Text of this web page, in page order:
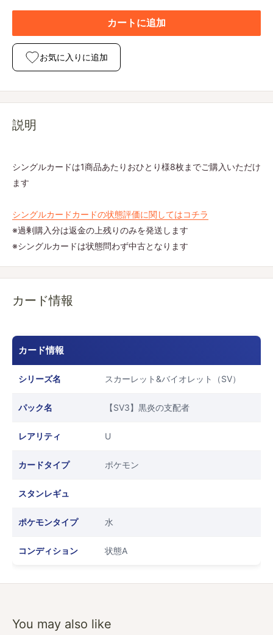
カートに追加
お気に入りに追加
説明
シングルカードは1商品あたりおひとり様8枚までご購入いただけ
ます
シングルカードカードの状態評価に関してはコチラ
※過剰購入分は返金の上残りのみを発送します
※シングルカードは状態問わず中古となります
カード情報
カード情報
シリーズ名 スカーレット&バイオレット（SV）
パック名 【SV3】黒炎の支配者
レアリティ U
カードタイプ ポケモン
スタンレギュ
ポケモンタイプ 水
コンディション 状態A
You may also like